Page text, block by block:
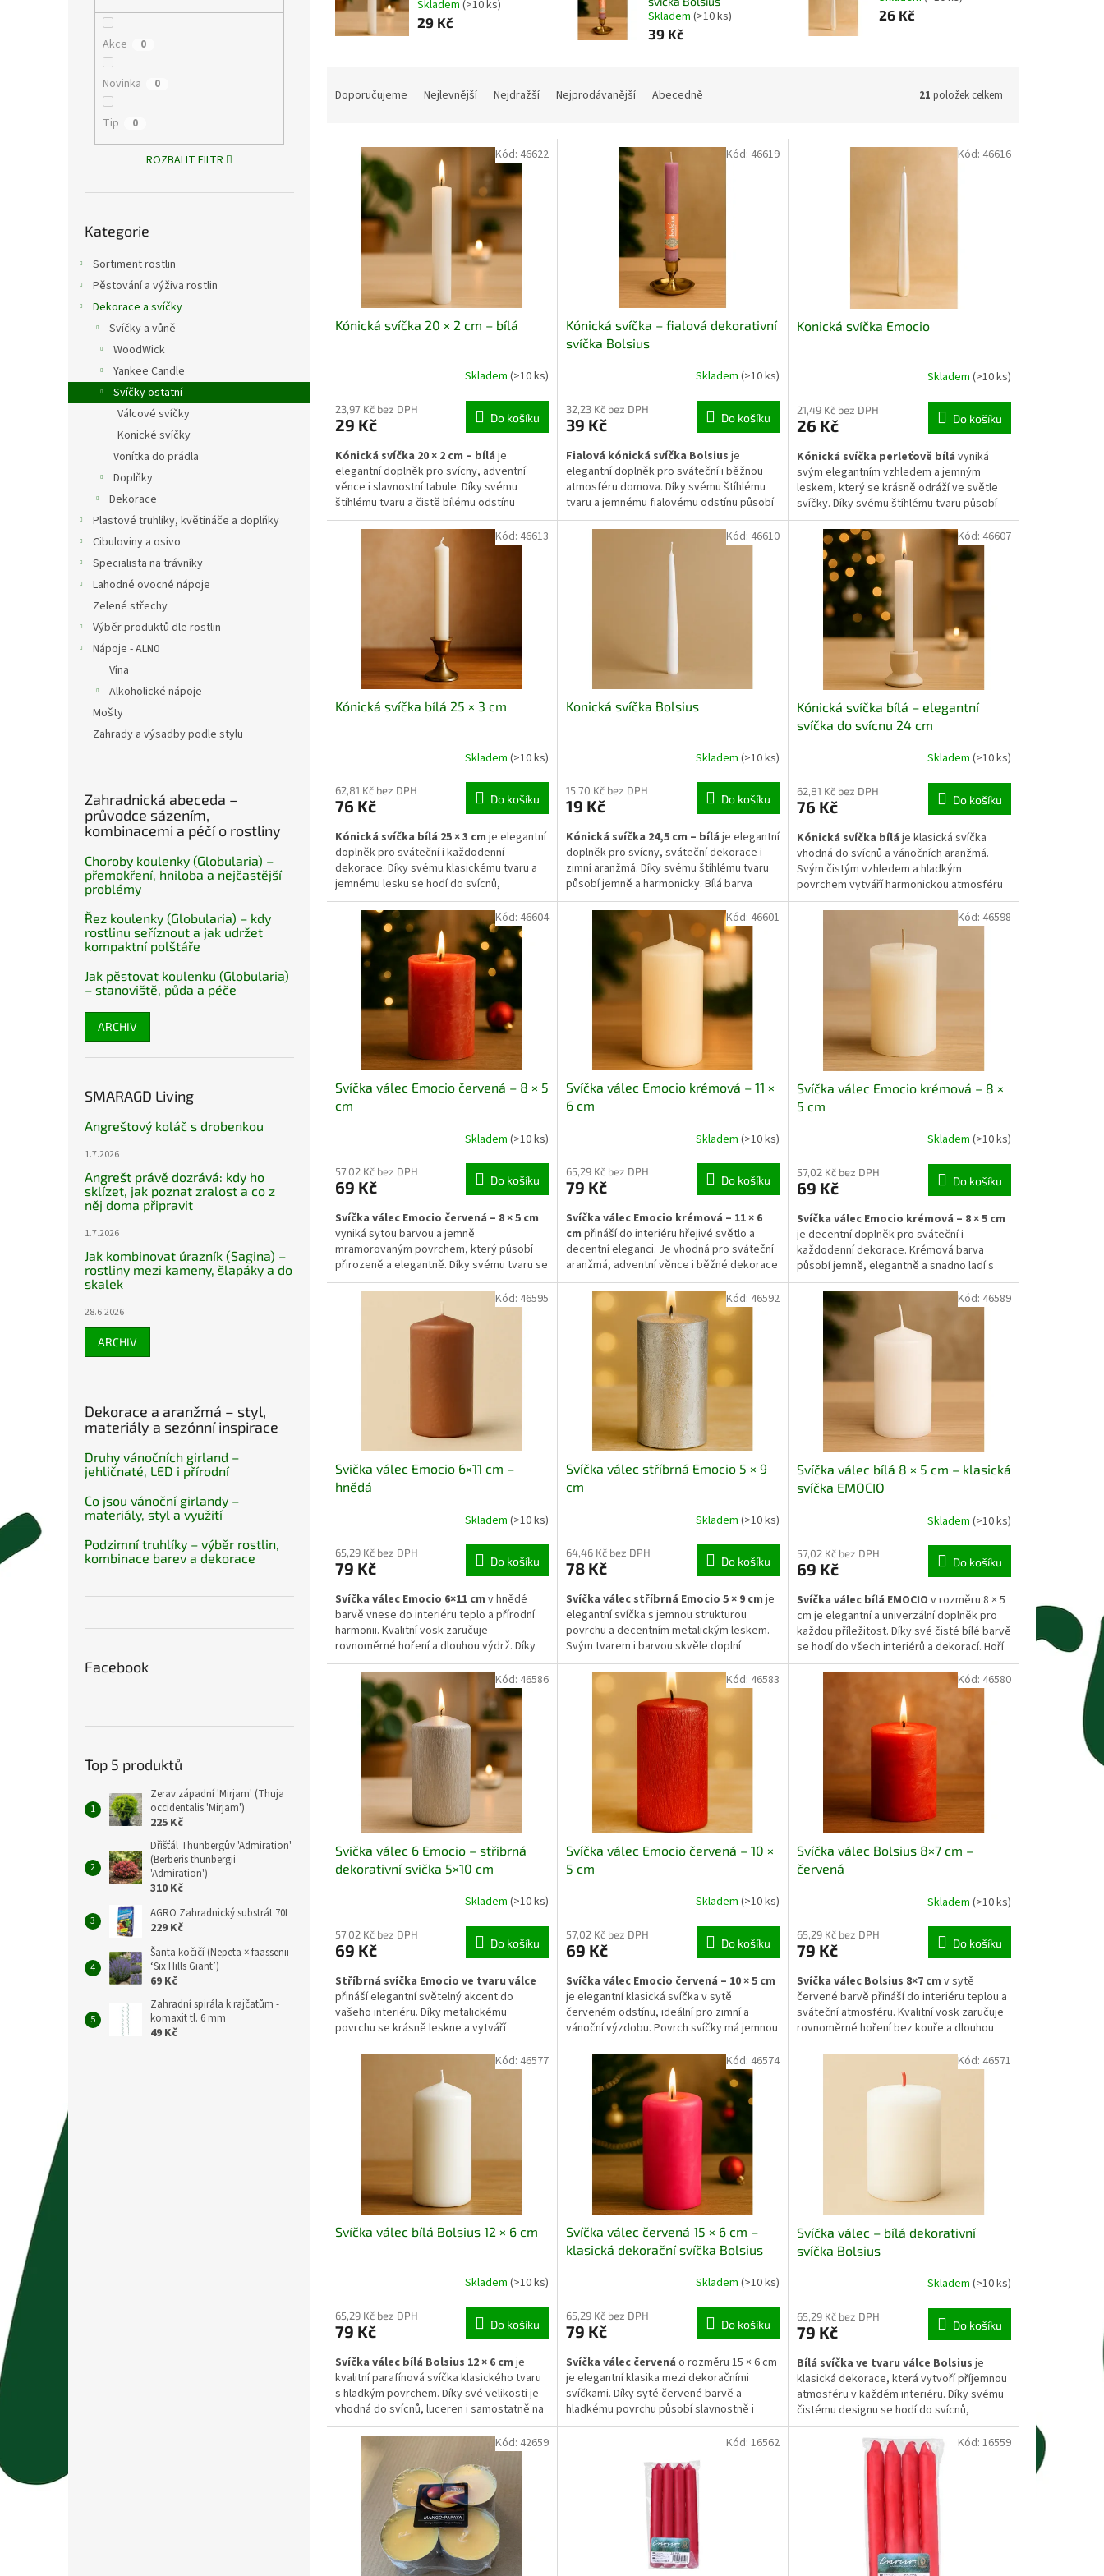
Akce 0
Novinka 0
Tip 0
ROZBALIT FILTR
kategorie
Kategorie
Sortiment rostlin
Pěstování a výživa rostlin
Dekorace a svíčky
Svíčky a vůně
WoodWick
Yankee Candle
Svíčky ostatní
Válcové svíčky
Konické svíčky
Vonítka do prádla
Doplňky
Dekorace
Plastové truhlíky, květináče a doplňky
Cibuloviny a osivo
Specialista na trávníky
Lahodné ovocné nápoje
Zelené střechy
Výběr produktů dle rostlin
Nápoje - ALN0
Vína
Alkoholické nápoje
Mošty
Zahrady a výsadby podle stylu
Zahradnická abeceda –
průvodce sázením,
kombinacemi a péčí o rostliny
Choroby koulenky (Globularia) –
přemokření, hniloba a nejčastější
problémy
Řez koulenky (Globularia) – kdy
rostlinu seříznout a jak udržet
kompaktní polštáře
Jak pěstovat koulenku (Globularia)
– stanoviště, půda a péče
ARCHIV
SMARAGD Living
Angreštový koláč s drobenkou
1.7.2026
Angrešt právě dozrává: kdy ho
sklízet, jak poznat zralost a co z
něj doma připravit
1.7.2026
Jak kombinovat úrazník (Sagina) –
rostliny mezi kameny, šlapáky a do
skalek
28.6.2026
ARCHIV
Dekorace a aranžmá – styl,
materiály a sezónní inspirace
Druhy vánočních girland –
jehličnaté, LED i přírodní
Co jsou vánoční girlandy –
materiály, styl a využití
Podzimní truhlíky – výběr rostlin,
kombinace barev a dekorace
Facebook
Top 5 produktů
Zerav západní 'Mirjam' (Thuja
occidentalis 'Mirjam')
225 Kč
Dřišťál Thunbergův 'Admiration'
(Berberis thunbergii
'Admiration')
310 Kč
AGRO Zahradnický substrát 70L
229 Kč
Šanta kočičí (Nepeta × faassenii
‘Six Hills Giant’)
69 Kč
Zahradní spirála k rajčatům -
komaxit tl. 6 mm
49 Kč
Skladem (>10 ks)
29 Kč
Skladem (>10 ks)
39 Kč
26 Kč
Doporučujeme Nejlevnější Nejdražší Nejprodávanější Abecedně 21 položek celkem
Kónická svíčka 20 × 2 cm – bílá
Skladem (>10 ks)
23,97 Kč bez DPH
29 Kč Do košíku
Kónická svíčka 20 × 2 cm – bílá je
elegantní doplněk pro svícny, adventní
věnce i slavnostní tabule. Díky svému
štíhlému tvaru a čistě bílému odstínu
působí harmonicky a decentně. Je vhodná
pro kombinaci s přírodními materiály i
kovovými doplňky. Hoří klidným plamenem
Kód: 46622
Kónická svíčka – fialová dekorativní
svíčka Bolsius
Skladem (>10 ks)
32,23 Kč bez DPH
39 Kč Do košíku
Fialová kónická svíčka Bolsius je
elegantní doplněk pro sváteční i běžnou
atmosféru domova. Díky svému štíhlému
tvaru a jemnému fialovému odstínu působí
decentně a moderně. Vhodná do klasických
i kovových svícnů, kde vynikne svým
čistým plamenem a dlouhou dobou hoření.
Skvěle doplní vánoční stůl, večerní
posezení nebo romantické aranžmá.
Kód: 46619
Konická svíčka Emocio
Skladem (>10 ks)
21,49 Kč bez DPH
26 Kč Do košíku
Kónická svíčka perleťově bílá vyniká
svým elegantním vzhledem a jemným
leskem, který se krásně odráží ve světle
svíčky. Díky svému štíhlému tvaru působí
decentně a ladí s moderní i tradiční
výzdobou. Vhodná do svícnů nebo
svatebních, adventních i slavnostních
aranžmá. Dokonale doplní stůl i interiér s
jemným světelným akcentem.
Kód: 46616
Kónická svíčka bílá 25 × 3 cm
Skladem (>10 ks)
62,81 Kč bez DPH
76 Kč Do košíku
Kónická svíčka bílá 25 × 3 cm je elegantní
doplněk pro sváteční i každodenní
dekorace. Díky svému klasickému tvaru a
jemnému lesku se hodí do svícnů,
adventních věnců i stolních aranžmá. Čistě
bílá barva vytváří harmonický dojem a
snadno se kombinuje s ostatními barvami.
Vhodná pro interiérové použití i slavnostní
příležitosti.
Kód: 46613
Konická svíčka Bolsius
Skladem (>10 ks)
15,70 Kč bez DPH
19 Kč Do košíku
Kónická svíčka 24,5 cm – bílá je elegantní
doplněk pro svícny, sváteční dekorace i
zimní aranžmá. Díky svému štíhlému tvaru
působí jemně a harmonicky. Bílá barva
přináší čistotu a jednoduchost, díky čemuž
se snadno kombinuje s přírodními i
moderními prvky. Vhodná pro adventní
věnce, slavnostní tabule nebo večerní
atmosféru s teplým světlem svíček.
Kód: 46610
Kónická svíčka bílá – elegantní
svíčka do svícnu 24 cm
Skladem (>10 ks)
62,81 Kč bez DPH
76 Kč Do košíku
Kónická svíčka bílá je klasická svíčka
vhodná do svícnů a vánočních aranžmá.
Svým čistým vzhledem a hladkým
povrchem vytváří harmonickou atmosféru
při každé příležitosti. Díky pomalému
hoření vydrží dlouho a hoří rovnoměrně.
Hodí se jak pro sváteční chvíle, tak pro
každodenní zútulnění interiéru.
Kód: 46607
Svíčka válec Emocio červená – 8 × 5
cm
Skladem (>10 ks)
57,02 Kč bez DPH
69 Kč Do košíku
Svíčka válec Emocio červená – 8 × 5 cm
vyniká sytou barvou a jemně
mramorovaným povrchem, který působí
přirozeně a elegantně. Díky svému tvaru se
hodí do svícnů, věnců i menších aranžmá.
Po zapálení vydává příjemné teplé světlo a
vytváří útulnou atmosféru. Ideální volba pro
zimní období, adventní čas nebo sváteční
Kód: 46604
Svíčka válec Emocio krémová – 11 ×
6 cm
Skladem (>10 ks)
65,29 Kč bez DPH
79 Kč Do košíku
Svíčka válec Emocio krémová – 11 × 6
cm přináší do interiéru hřejivé světlo a
decentní eleganci. Je vhodná pro sváteční
aranžmá, adventní věnce i běžné dekorace
během celého roku. Krémová barva působí
jemně a přirozeně, díky čemuž se snadno
kombinuje s dalšími doplňky. Povrch svíčky
má sametový nádech a při hoření vytváří
klidnou, rovnoměrnou záři.
Kód: 46601
Svíčka válec Emocio krémová – 8 ×
5 cm
Skladem (>10 ks)
57,02 Kč bez DPH
69 Kč Do košíku
Svíčka válec Emocio krémová – 8 × 5 cm
je decentní doplněk pro sváteční i
každodenní dekorace. Krémová barva
působí jemně, elegantně a snadno ladí s
přírodními i moderními prvky interiéru. Díky
hladkému povrchu a pečlivému zpracování
vytváří po zapálení příjemné teplé světlo.
Ideální do svícnů, na stůl či jako součást
zimních aranžmá.
Kód: 46598
Svíčka válec Emocio 6×11 cm –
hnědá
Skladem (>10 ks)
65,29 Kč bez DPH
79 Kč Do košíku
Svíčka válec Emocio 6×11 cm v hnědé
barvě vnese do interiéru teplo a přírodní
harmonii. Kvalitní vosk zaručuje
rovnoměrné hoření a dlouhou výdrž. Díky
svému válcovému tvaru se hodí pro použití
ve svícnech, lucernách i na dekorativních
podnosech. Vynikne při podzimních i
zimních aranžmá a doplní přirozený styl
domova.
Kód: 46595
Svíčka válec stříbrná Emocio 5 × 9
cm
Skladem (>10 ks)
64,46 Kč bez DPH
78 Kč Do košíku
Svíčka válec stříbrná Emocio 5 × 9 cm je
elegantní svíčka s jemnou strukturou
povrchu a decentním metalickým leskem.
Svým tvarem i barvou skvěle doplní
moderní i tradiční vánoční výzdobu.
Stříbrný odstín vytváří slavnostní
atmosféru, ale působí zároveň decentně.
Ideální pro svícny, sváteční aranžmá i
samostatné dekorace.
Kód: 46592
Svíčka válec bílá 8 × 5 cm – klasická
svíčka EMOCIO
Skladem (>10 ks)
57,02 Kč bez DPH
69 Kč Do košíku
Svíčka válec bílá EMOCIO v rozměru 8 × 5
cm je elegantní a univerzální doplněk pro
každou příležitost. Díky své čisté bílé barvě
se hodí do všech interiérů a dekorací. Hoří
pomalu a rovnoměrně, přináší klidnou
atmosféru a jemné světlo. Ideální volba pro
svícny, svatební výzdobu i každodenní
Kód: 46589
Svíčka válec 6 Emocio – stříbrná
dekorativní svíčka 5×10 cm
Skladem (>10 ks)
57,02 Kč bez DPH
69 Kč Do košíku
Stříbrná svíčka Emocio ve tvaru válce
přináší elegantní světelný akcent do
vašeho interiéru. Díky metalickému
povrchu se krásně leskne a vytváří
slavnostní atmosféru. Vhodná pro vánoční i
celoroční dekorace. Svíčka o rozměrech
5×10 cm je ideální do svícnů, aranžmá i
samostatně na stůl nebo komodu. Hoří
rovnoměrně a bez kouře.
Kód: 46586
Svíčka válec Emocio červená – 10 ×
5 cm
Skladem (>10 ks)
57,02 Kč bez DPH
69 Kč Do košíku
Svíčka válec Emocio červená – 10 × 5 cm
je elegantní klasická svíčka v sytě
červeném odstínu, ideální pro zimní a
vánoční výzdobu. Povrch svíčky má jemnou
strukturu, která dodává dekoraci přirozený
vzhled a příjemně rozptyluje světlo
plamene. Díky svému tvaru se hodí do
adventních věnců, svícnů i samostatně jako
výrazný prvek svátečního aranžmá.
Kód: 46583
Svíčka válec Bolsius 8×7 cm –
červená
Skladem (>10 ks)
65,29 Kč bez DPH
79 Kč Do košíku
Svíčka válec Bolsius 8×7 cm v sytě
červené barvě přináší do interiéru teplou a
sváteční atmosféru. Kvalitní vosk zaručuje
rovnoměrné hoření bez kouře a dlouhou
výdrž. Díky svému klasickému tvaru se hodí
samostatně na stůl. Výrazná barva dodá
energii a oživí každou vánoční či zimní
Kód: 46580
Svíčka válec bílá Bolsius 12 × 6 cm
Skladem (>10 ks)
65,29 Kč bez DPH
79 Kč Do košíku
Svíčka válec bílá Bolsius 12 × 6 cm je
kvalitní parafínová svíčka klasického tvaru
s hladkým povrchem. Díky své velikosti je
vhodná do svícnů, luceren i samostatně na
stůl či komodu. Hoří rovnoměrně, bez
kouře a kapání. Bílá barva působí elegantně
a snadno se kombinuje s dalšími svátečními
nebo přírodními dekoracemi.
Kód: 46577
Svíčka válec červená 15 × 6 cm –
klasická dekorační svíčka Bolsius
Skladem (>10 ks)
65,29 Kč bez DPH
79 Kč Do košíku
Svíčka válec červená o rozměru 15 × 6 cm
je elegantní klasika mezi dekoračními
svíčkami. Díky syté červené barvě a
hladkému povrchu působí slavnostně i
útulně zároveň. Hoří čistě, rovnoměrně a
bez kouře. Skvěle doplní adventní, vánoční
příjemnou atmosféru.
Kód: 46574
Svíčka válec – bílá dekorativní
svíčka Bolsius
Skladem (>10 ks)
65,29 Kč bez DPH
79 Kč Do košíku
Bílá svíčka ve tvaru válce Bolsius je
klasická dekorace, která vytvoří příjemnou
atmosféru v každém interiéru. Díky svému
čistému designu se hodí do svícnů,
adventních věnců i samostatně na stůl.
Rovnoměrně hoří a díky kvalitnímu vosku
neodkapává. Elegantní doplněk pro zimní
období, romantické večery i každodenní
Kód: 46571
Kód: 42659 Kód: 16562 Kód: 16559